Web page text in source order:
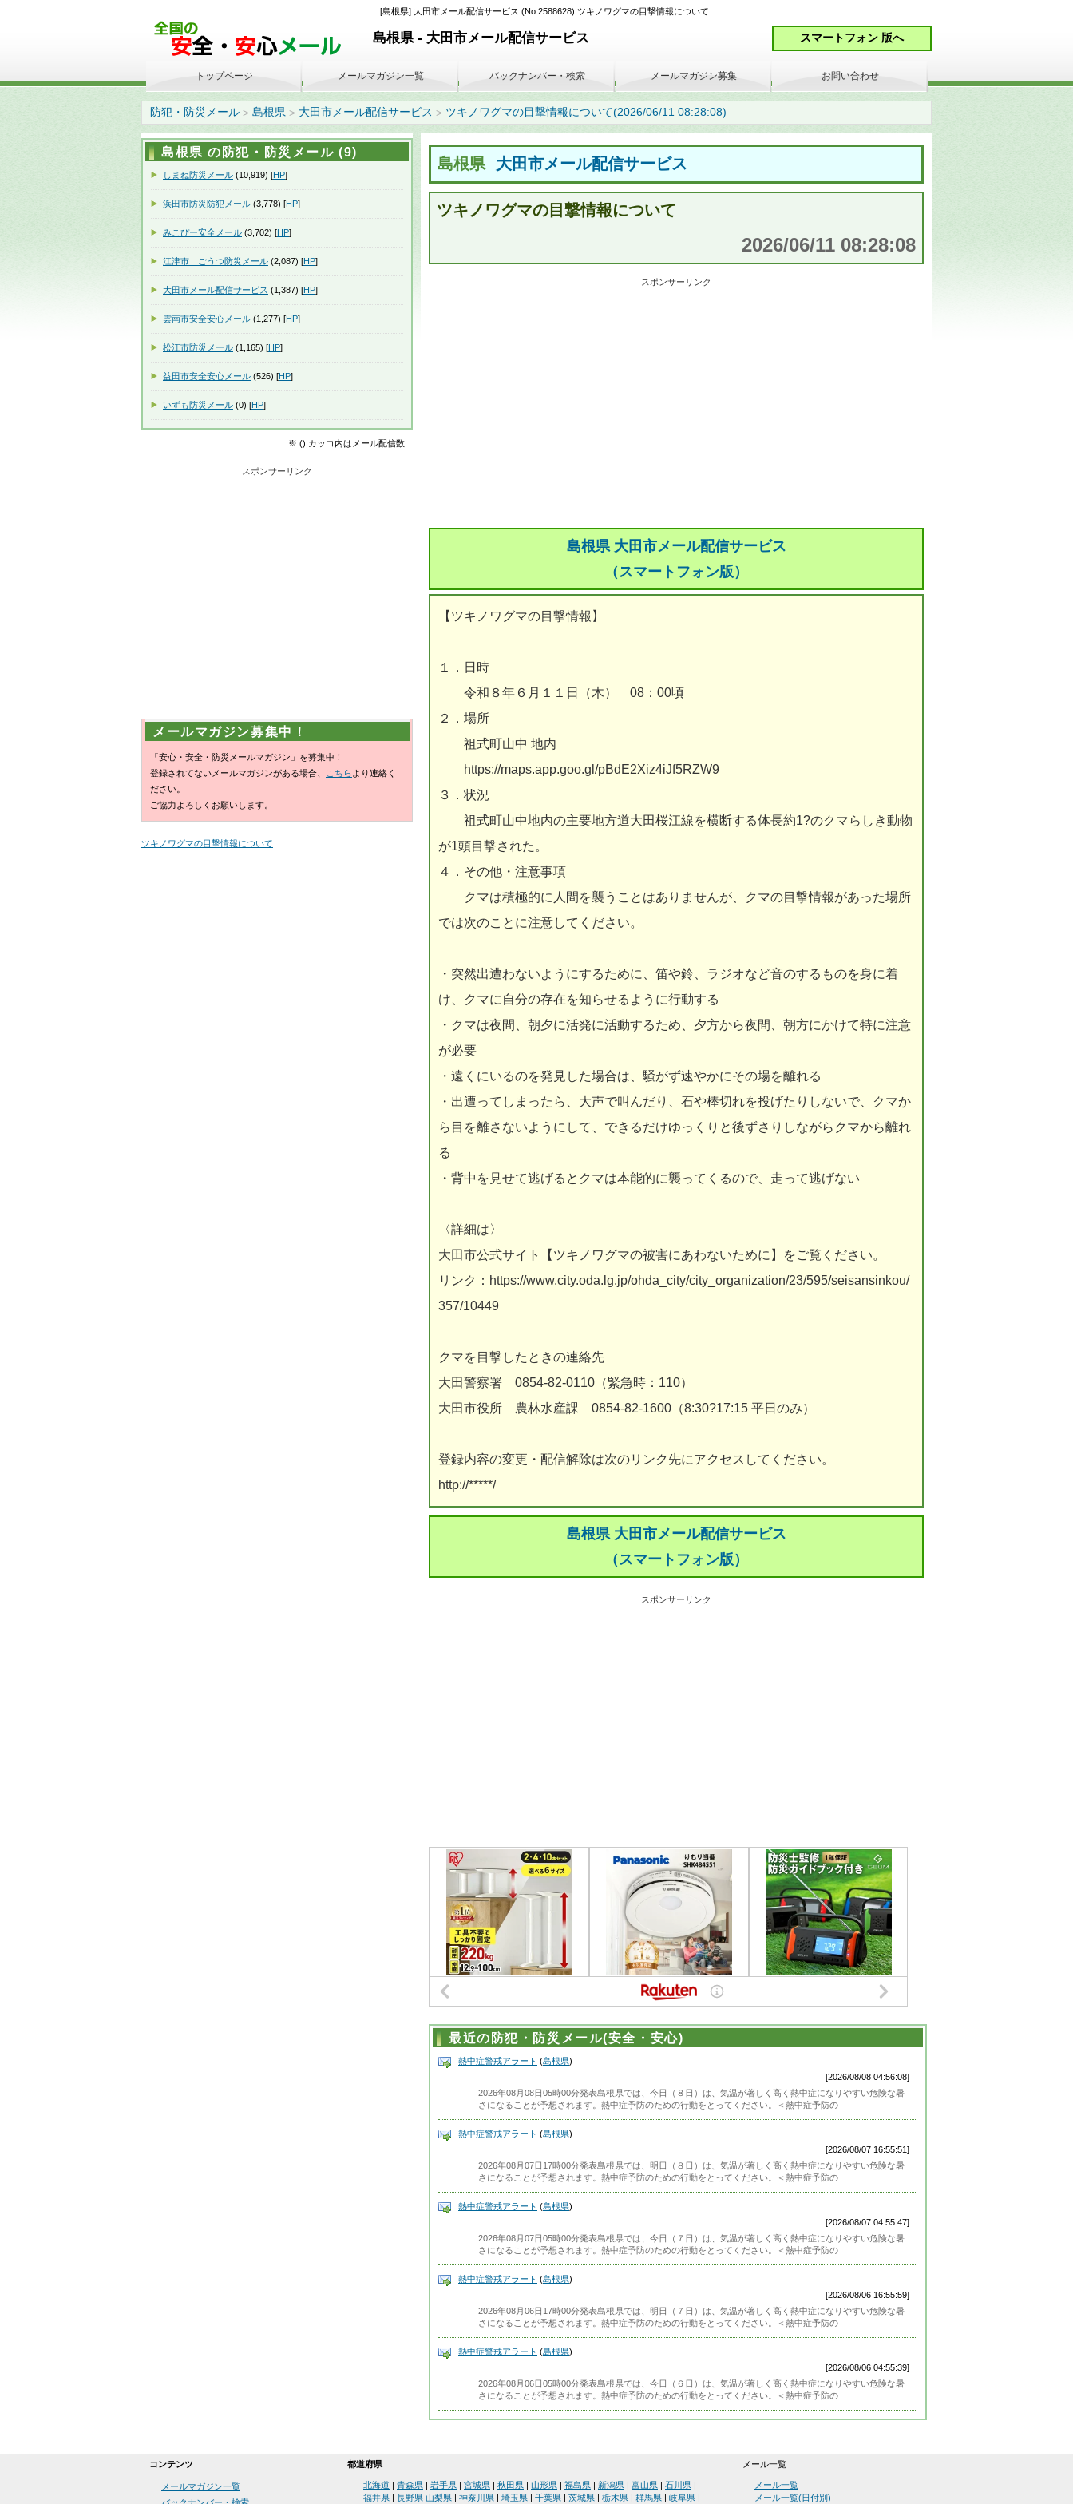
[島根県] 大田市メール配信サービス (No.2588628) ツキノワグマの目撃情報について
島根県 - 大田市メール配信サービス
防犯・防災メール > 島根県 > 大田市メール配信サービス > ツキノワグマの目撃情報について(2026/06/11 08:28:08)
島根県 大田市メール配信サービス
ツキノワグマの目撃情報について
2026/06/11 08:28:08
スポンサーリンク
島根県 大田市メール配信サービス
（スマートフォン版）
【ツキノワグマの目撃情報】
１．日時
令和８年６月１１日（木） 08：00頃
２．場所
祖式町山中 地内
https://maps.app.goo.gl/pBdE2Xiz4iJf5RZW9
３．状況
祖式町山中地内の主要地方道大田桜江線を横断する体長約1?のクマらしき動物
が1頭目撃された。
４．その他・注意事項
クマは積極的に人間を襲うことはありませんが、クマの目撃情報があった場所
では次のことに注意してください。
・突然出遭わないようにするために、笛や鈴、ラジオなど音のするものを身に着
け、クマに自分の存在を知らせるように行動する
・クマは夜間、朝夕に活発に活動するため、夕方から夜間、朝方にかけて特に注意
が必要
・遠くにいるのを発見した場合は、騒がず速やかにその場を離れる
・出遭ってしまったら、大声で叫んだり、石や棒切れを投げたりしないで、クマか
ら目を離さないようにして、できるだけゆっくりと後ずさりしながらクマから離れ
る
・背中を見せて逃げるとクマは本能的に襲ってくるので、走って逃げない
〈詳細は〉
大田市公式サイト【ツキノワグマの被害にあわないために】をご覧ください。
リンク：https://www.city.oda.lg.jp/ohda_city/city_organization/23/595/seisansinkou/
357/10449
クマを目撃したときの連絡先
大田警察署 0854-82-0110（緊急時：110）
大田市役所 農林水産課 0854-82-1600（8:30?17:15 平日のみ）
登録内容の変更・配信解除は次のリンク先にアクセスしてください。
http://*****/
島根県 大田市メール配信サービス
（スマートフォン版）
スポンサーリンク
最近の防犯・防災メール(安全・安心)
熱中症警戒アラート (島根県)
[2026/08/08 04:56:08]
2026年08月08日05時00分発表島根県では、今日（８日）は、気温が著しく高く熱中症になりやすい危険な暑
さになることが予想されます。熱中症予防のための行動をとってください。＜熱中症予防の
熱中症警戒アラート (島根県)
[2026/08/07 16:55:51]
2026年08月07日17時00分発表島根県では、明日（８日）は、気温が著しく高く熱中症になりやすい危険な暑
さになることが予想されます。熱中症予防のための行動をとってください。＜熱中症予防の
熱中症警戒アラート (島根県)
[2026/08/07 04:55:47]
2026年08月07日05時00分発表島根県では、今日（７日）は、気温が著しく高く熱中症になりやすい危険な暑
さになることが予想されます。熱中症予防のための行動をとってください。＜熱中症予防の
熱中症警戒アラート (島根県)
[2026/08/06 16:55:59]
2026年08月06日17時00分発表島根県では、明日（７日）は、気温が著しく高く熱中症になりやすい危険な暑
さになることが予想されます。熱中症予防のための行動をとってください。＜熱中症予防の
熱中症警戒アラート (島根県)
[2026/08/06 04:55:39]
2026年08月06日05時00分発表島根県では、今日（６日）は、気温が著しく高く熱中症になりやすい危険な暑
さになることが予想されます。熱中症予防のための行動をとってください。＜熱中症予防の
トップページ メールマガジン一覧 バックナンバー・検索 メールマガジン募集 お問い合わせ
島根県 の防犯・防災メール (9)
しまね防災メール (10,919) [HP]
浜田市防災防犯メール (3,778) [HP]
みこぴー安全メール (3,702) [HP]
江津市 ごうつ防災メール (2,087) [HP]
大田市メール配信サービス (1,387) [HP]
雲南市安全安心メール (1,277) [HP]
松江市防災メール (1,165) [HP]
益田市安全安心メール (526) [HP]
いずも防災メール (0) [HP]
※ () カッコ内はメール配信数
スポンサーリンク
メールマガジン募集中！
「安心・安全・防災メールマガジン」を募集中！
登録されてないメールマガジンがある場合、
こちら より連絡く
ださい。
ご協力よろしくお願いします。
ツキノワグマの目撃情報について
コンテンツ 都道府県 メール一覧
メールマガジン一覧
北海道 青森県 岩手県 宮城県 秋田県 山形県 福島県 新潟県 富山県 石川県
福井県
長野県 山梨県 神奈川県 埼玉県 千葉県 茨城県 栃木県 群馬県 岐阜県
メール一覧
メール一覧(日付別)